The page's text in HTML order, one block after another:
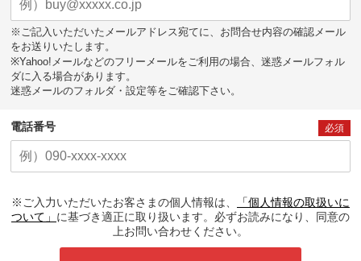
※ご記入いただいたメールアドレス宛てに、お問合せ内容の確認メール
をお送りいたします。
※Yahoo!メールなどのフリーメールをご利用の場合、迷惑メールフォル
ダに入る場合があります。
迷惑メールのフォルダ・設定等をご確認下さい。
電話番号 必須
※ご入力いただいたお客さまの個人情報は、
「個人情報の取扱いに
ついて」 に基づき適正に取り扱います。必ずお読みになり、同意の
上お問い合わせください。